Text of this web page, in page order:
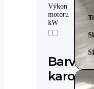
Výkon
motoru
kW
Barva